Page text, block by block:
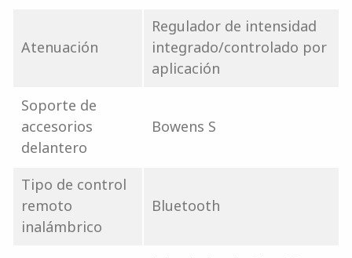
Atenuación
Regulador de intensidad
integrado/controlado por
aplicación
Soporte de
accesorios
delantero
Bowens S
Tipo de control
remoto
inalámbrico
Bluetooth